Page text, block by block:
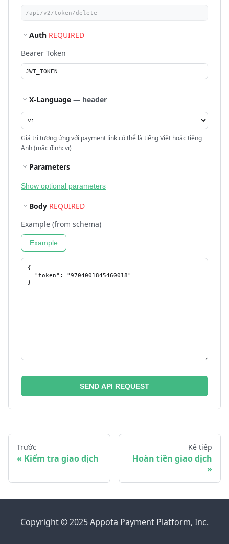
Auth REQUIRED
Bearer Token
X-Language — header
Giá trị tương ứng với payment link có thể là tiếng Việt hoặc tiếng
Anh (mặc định: vi)
Parameters
Show optional parameters
Body REQUIRED
Example (from schema)
Example
SEND API REQUEST
Trước
Kiểm tra giao dịch
Kế tiếp
Hoàn tiền giao dịch
Copyright © 2025 Appota Payment Platform, Inc.